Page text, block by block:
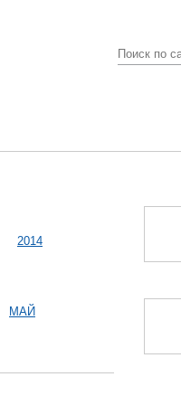
2014
МАЙ